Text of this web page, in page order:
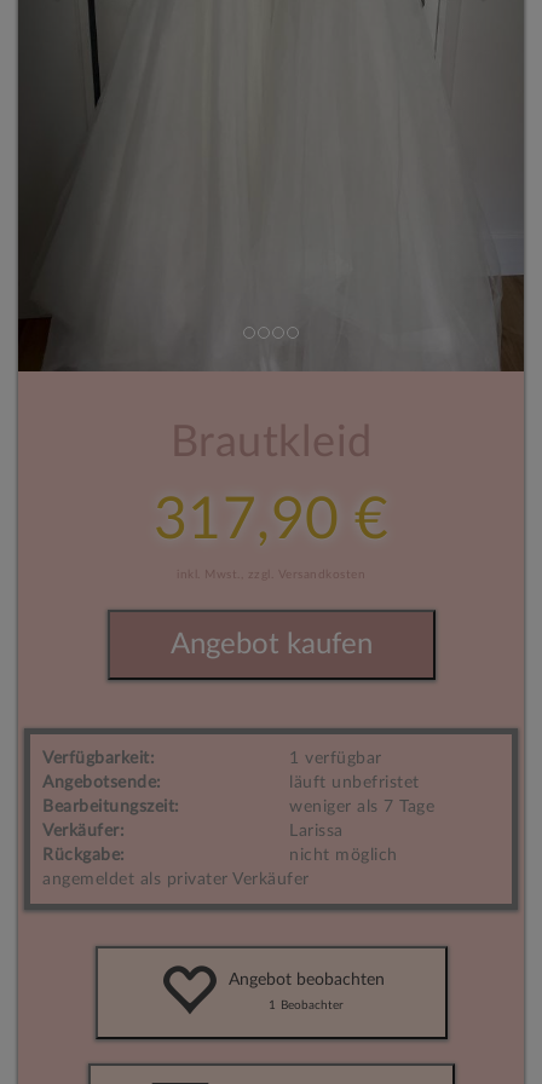
Brautkleid
317,90 €
inkl. Mwst., zzgl. Versandkosten
Angebot kaufen
Verfügbarkeit:
1 verfügbar
Angebotsende:
läuft unbefristet
Bearbeitungszeit:
weniger als 7 Tage
Verkäufer:
Larissa
Rückgabe:
nicht möglich
angemeldet als privater Verkäufer
Angebot beobachten
1 Beobachter